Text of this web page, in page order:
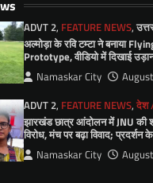
ADVT 2, FEATURE NEWS,
अल्मोड़ा के रवि टम्टा ने बनाया
Prototype, वीडियो में दिखाई
Namaskar City
ADVT 2, FEATURE NEWS,देश
झारखंड छात्र आंदोलन में JNU की
विरोध, मंच पर बढ़ा विवाद; प्रदर्शन
Namaskar City